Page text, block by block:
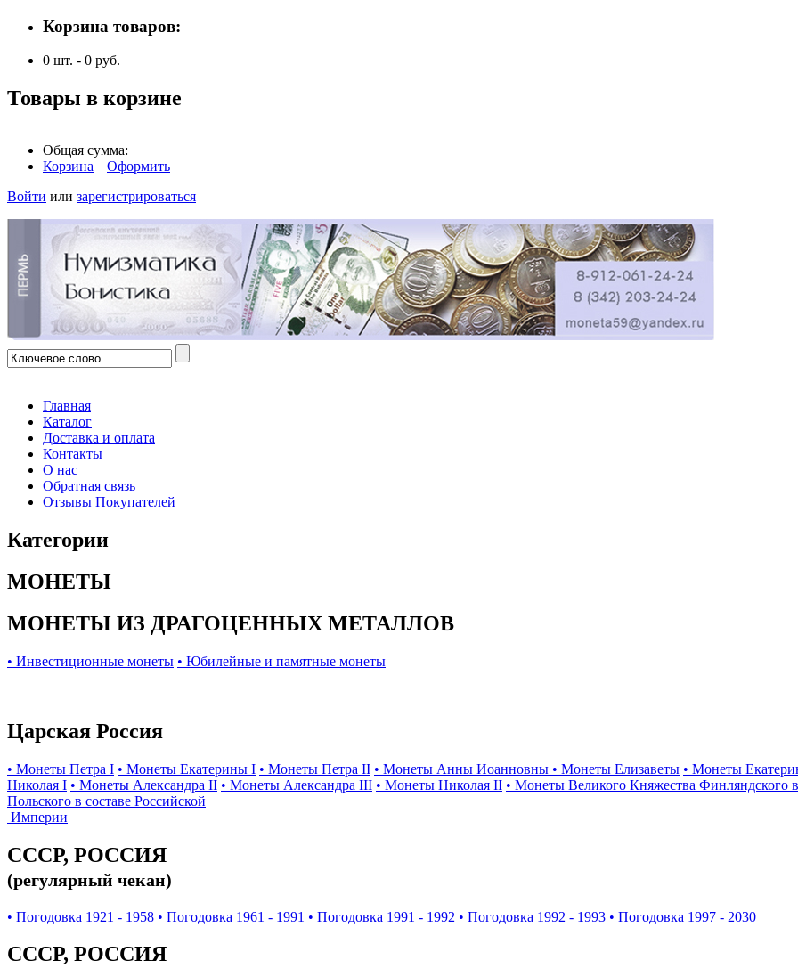
Корзина товаров:
0 шт. - 0 руб.
Товары в корзине
Общая сумма:
Корзина | Оформить
Войти или зарегистрироваться
Главная
Каталог
Доставка и оплата
Контакты
О нас
Обратная связь
Отзывы Покупателей
Категории
МОНЕТЫ
МОНЕТЫ ИЗ ДРАГОЦЕННЫХ МЕТАЛЛОВ
• Инвестиционные монеты • Юбилейные и памятные монеты
Царская Россия
• Монеты Петра I • Монеты Екатерины I • Монеты Петра II • Монеты Анны Иоанновны • Монеты Елизаветы • Монеты
Николая I • Монеты Александра II • Монеты Александра III • Монеты Николая II • Монеты Великого Княжества Финляндского
Польского в составе Российской
Империи
СССР, РОССИЯ
(регулярный чекан)
• Погодовка 1921 - 1958 • Погодовка 1961 - 1991 • Погодовка 1991 - 1992 • Погодовка 1992 - 1993 • Погодовка 1997 - 2030
СССР, РОССИЯ